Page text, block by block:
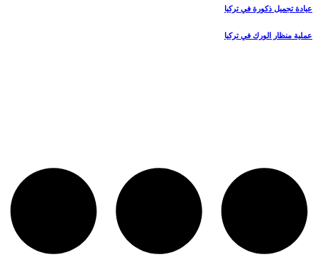
عيادة تجميل ذكورة في تركيا
عملية منظار الورك في تركيا